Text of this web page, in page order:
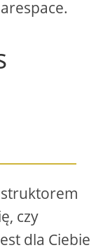
czy
dla Ciebie